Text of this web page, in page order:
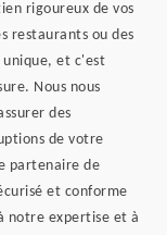
rigoureux de vos
restaurants ou des
unique, et c'est
Nous nous
des
de votre
partenaire de
et conforme
notre expertise et à